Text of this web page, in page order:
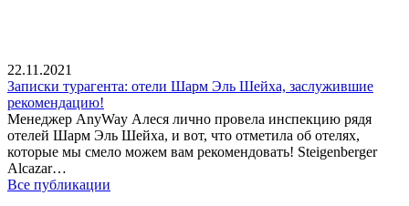
22.11.2021
Записки турагента: отели Шарм Эль Шейха, заслужившие
рекомендацию!
Менеджер AnyWay Алеся лично провела инспекцию рядя
отелей Шарм Эль Шейха, и вот, что отметила об отелях,
которые мы смело можем вам рекомендовать! Steigenberger
Alcazar…
Все публикации